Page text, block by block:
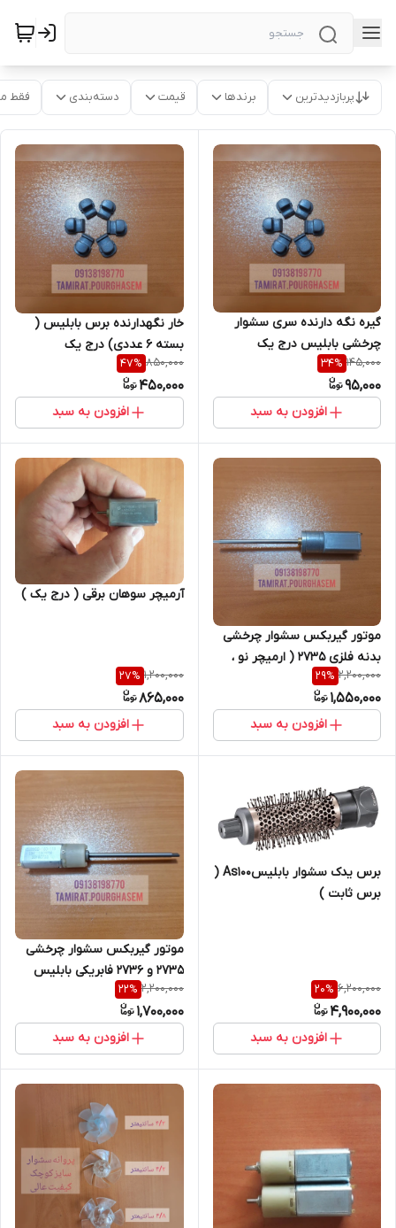
پربازدیدترین برندها قیمت دسته‌بندی فقط
گیره نگه دارنده سری سشوار
چرخشی بابلیس درج یک
145,000
34%
95,000
افزودن به سبد
خار نگهدارنده برس بابلیس (
بسته ۶ عددی) درج یک
850,000
47%
450,000
افزودن به سبد
موتور گیربکس سشوار چرخشی
بدنه فلزی ۲۷۳۵ ( ارمیچر نو ،
گیربکس استوک )
2,200,000
29%
1,550,000
افزودن به سبد
آرمیچر سوهان برقی ( درج یک )
1,200,000
27%
865,000
افزودن به سبد
برس یدک سشوار بابلیسAs100 (
برس ثابت )
6,200,000
20%
4,900,000
افزودن به سبد
موتور گیربکس سشوار چرخشی
۲۷۳۵ و ۲۷۳۶ فابریکی بابلیس
2,200,000
22%
1,700,000
افزودن به سبد